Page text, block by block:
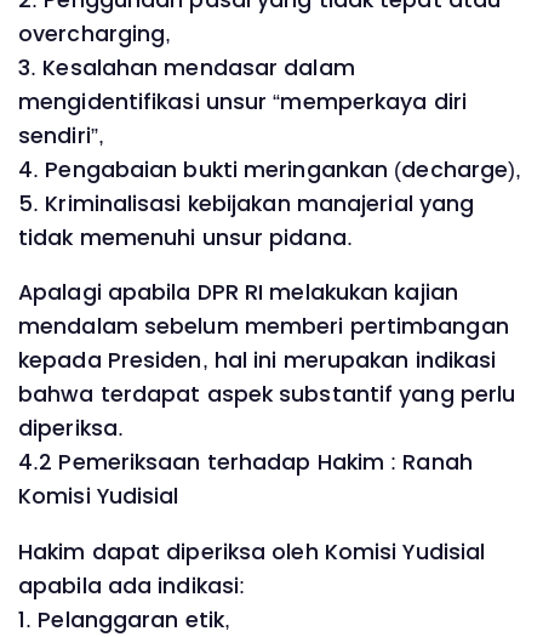
overcharging,
3. Kesalahan mendasar dalam
mengidentifikasi unsur “memperkaya diri
sendiri”,
4. Pengabaian bukti meringankan (decharge),
5. Kriminalisasi kebijakan manajerial yang
tidak memenuhi unsur pidana.
Apalagi apabila DPR RI melakukan kajian
mendalam sebelum memberi pertimbangan
kepada Presiden, hal ini merupakan indikasi
bahwa terdapat aspek substantif yang perlu
diperiksa.
4.2 Pemeriksaan terhadap Hakim : Ranah
Komisi Yudisial
Hakim dapat diperiksa oleh Komisi Yudisial
apabila ada indikasi:
1. Pelanggaran etik,